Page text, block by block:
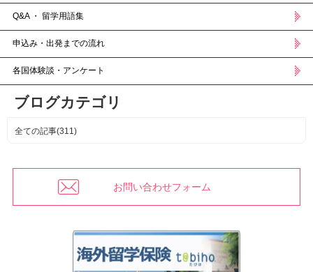
Q&A ・ 留学用語集
申込み・出発までの流れ
各国体験談・アンケート
ブログカテゴリ
全ての記事(311)
お問い合わせフォーム